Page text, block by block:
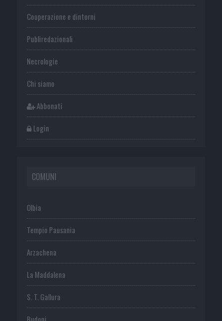
Cooperazione e dintorni
Publiredazionali
Necrologie
Chi siamo
Abbonati
Login
COMUNI
Olbia
Tempio Pausania
Arzachena
La Maddalena
S. T. Gallura